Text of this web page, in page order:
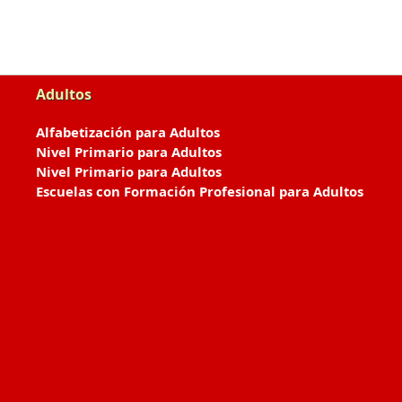
Adultos
Alfabetización para Adultos
Nivel Primario para Adultos
Nivel Primario para Adultos
Escuelas con Formación Profesional para Adultos